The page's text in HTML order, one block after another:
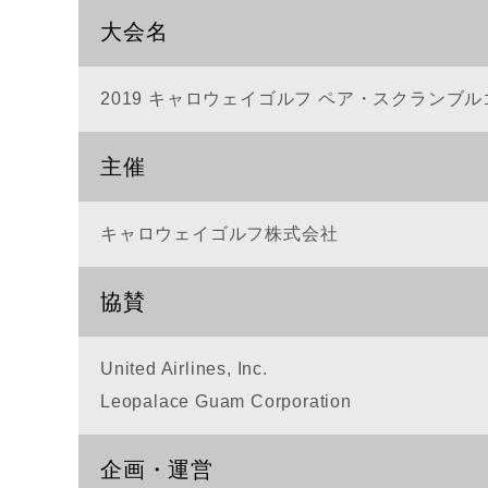
大会名
2019 キャロウェイゴルフ ペア・スクランブル
主催
キャロウェイゴルフ株式会社
協賛
United Airlines, Inc.
Leopalace Guam Corporation
企画・運営